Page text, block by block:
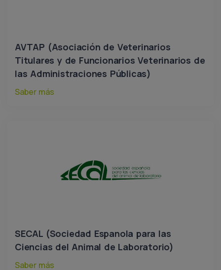
AVTAP (Asociación de Veterinarios
Titulares y de Funcionarios Veterinarios de
las Administraciones Públicas)
Saber más
SECAL (Sociedad Espanola para las
Ciencias del Animal de Laboratorio)
Saber más